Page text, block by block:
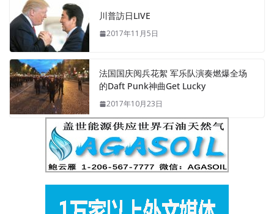
川普訪日LIVE
2017年11月5日
法国国庆阅兵花絮 军乐队演奏燃爆全场
的Daft Punk神曲Get Lucky
2017年10月23日